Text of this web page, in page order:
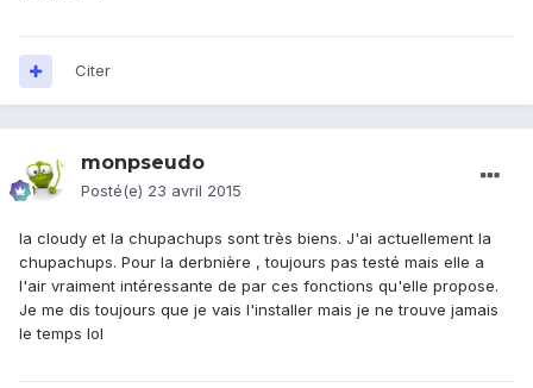
Citer
monpseudo
Posté(e) 23 avril 2015
la cloudy et la chupachups sont très biens. J'ai actuellement la
chupachups. Pour la derbnière , toujours pas testé mais elle a
l'air vraiment intéressante de par ces fonctions qu'elle propose.
Je me dis toujours que je vais l'installer mais je ne trouve jamais
le temps lol